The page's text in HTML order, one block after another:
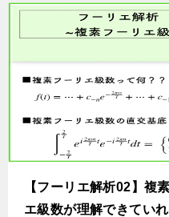
【フーリエ解析02】複
エ級数が理解できてい